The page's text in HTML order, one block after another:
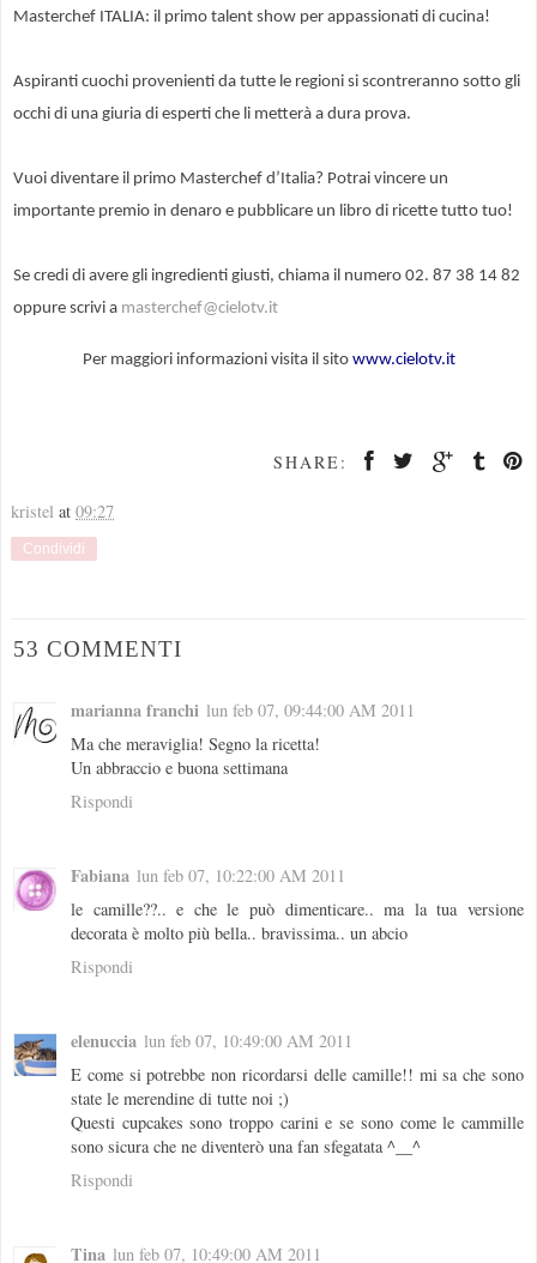
Masterchef ITALIA: il primo talent show per appassionati di cucina!
Aspiranti cuochi provenienti da tutte le regioni si scontreranno sotto gli
occhi di una giuria di esperti che li metterà a dura prova.
Vuoi diventare il primo Masterchef d’Italia? Potrai vincere un
importante premio in denaro e pubblicare un libro di ricette tutto tuo!
Se credi di avere gli ingredienti giusti, chiama il numero 02. 87 38 14 82
oppure scrivi a masterchef@cielotv.it
Per maggiori informazioni visita il sito www.cielotv.it
SHARE:
kristel at 09:27
Condividi
53 COMMENTI
marianna franchi lun feb 07, 09:44:00 AM 2011
Ma che meraviglia! Segno la ricetta!
Un abbraccio e buona settimana
Rispondi
Fabiana lun feb 07, 10:22:00 AM 2011
le camille??.. e che le può dimenticare.. ma la tua versione
decorata è molto più bella.. bravissima.. un abcio
Rispondi
elenuccia lun feb 07, 10:49:00 AM 2011
E come si potrebbe non ricordarsi delle camille!! mi sa che sono
state le merendine di tutte noi ;)
Questi cupcakes sono troppo carini e se sono come le cammille
sono sicura che ne diventerò una fan sfegatata ^__^
Rispondi
Tina lun feb 07, 10:49:00 AM 2011